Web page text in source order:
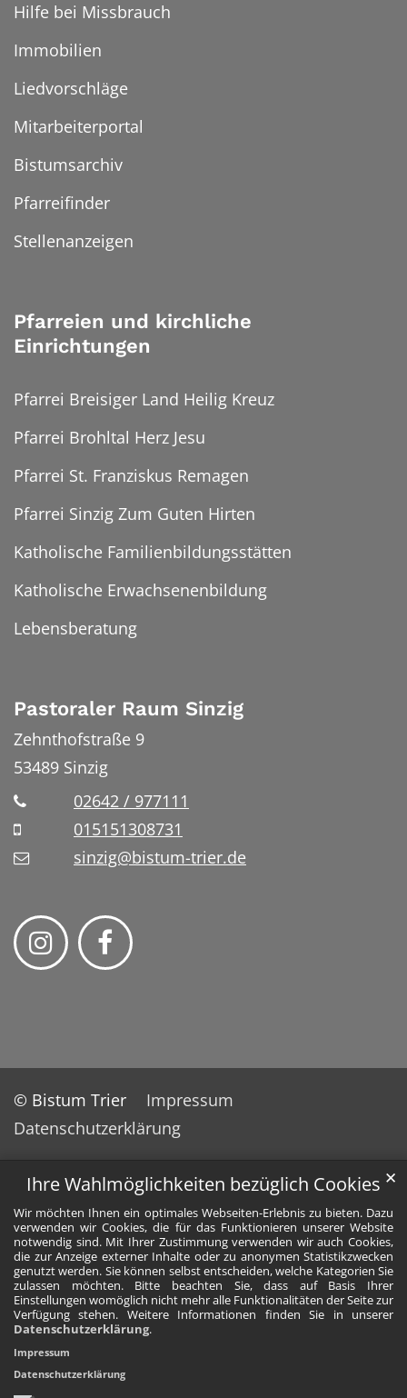
Ihre Wahlmöglichkeiten bezüglich Cookies
Wir möchten Ihnen ein optimales Webseiten-Erlebnis zu bieten. Dazu
verwenden wir Cookies, die für das Funktionieren unserer Website
notwendig sind. Mit Ihrer Zustimmung verwenden wir auch Cookies,
die zur Anzeige externer Inhalte oder zu anonymen Statistikzwecken
genutzt werden. Sie können selbst entscheiden, welche Kategorien Sie
zulassen möchten. Bitte beachten Sie, dass auf Basis Ihrer
Einstellungen womöglich nicht mehr alle Funktionalitäten der Seite zur
Verfügung stehen. Weitere Informationen finden Sie in unserer
Datenschutzerklärung.
✕
Impressum
Datenschutzerklärung
Hilfe bei Missbrauch
Immobilien
Liedvorschläge
Mitarbeiterportal
Bistumsarchiv
Pfarreifinder
Stellenanzeigen
Pfarreien und kirchliche
Einrichtungen
Pfarrei Breisiger Land Heilig Kreuz
Pfarrei Brohltal Herz Jesu
Pfarrei St. Franziskus Remagen
Pfarrei Sinzig Zum Guten Hirten
Katholische Familienbildungsstätten
Katholische Erwachsenenbildung
Lebensberatung
Pastoraler Raum Sinzig
Zehnthofstraße 9
53489 Sinzig
02642 / 977111
015151308731
sinzig@bistum-trier.de
© Bistum Trier
Impressum
Datenschutzerklärung